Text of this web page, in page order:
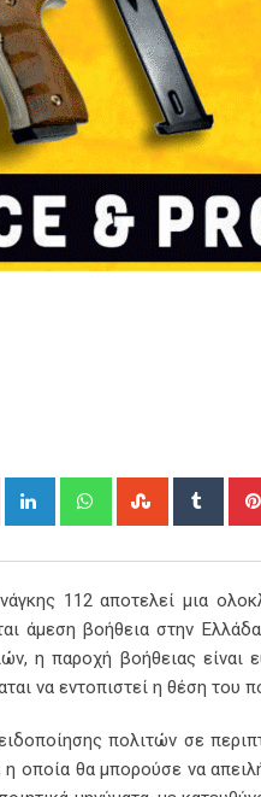
Google+ LinkedIn WhatsappStumbleUpon
112 αποτελεί μια
άμεση βοήθεια στην
η παροχή βοήθειας είναι
να εντοπιστεί η θέση του
πολιτών σε
οποία θα μπορούσε να